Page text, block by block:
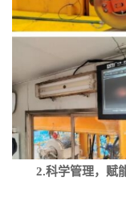
2.科学管理，赋